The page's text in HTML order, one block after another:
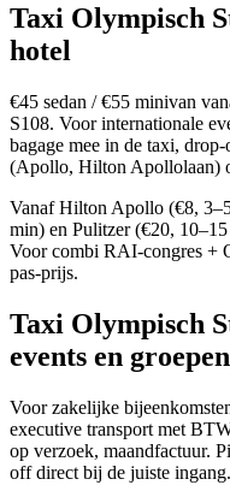
Taxi Olympisch
hotel
€45 sedan / €55 minivan
S108. Voor internationale
bagage mee in de taxi,
(Apollo, Hilton Apollolaan)
Vanaf Hilton Apollo (€8,
min) en Pulitzer (€20,
Voor combi RAI-congres +
pas-prijs.
Taxi Olympisch
events en groepen
Voor zakelijke
executive transport met
op verzoek, maandfactuur.
off direct bij de juiste ingang.